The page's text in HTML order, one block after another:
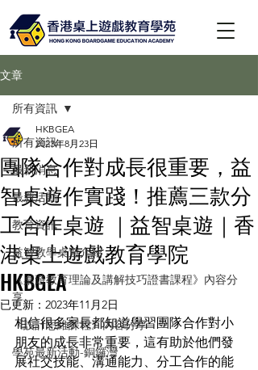
文章
所有資訊
最新消息
最新活動
教育資訊
益智教學桌遊介紹
《桌遊教育理論及講解技巧證書課程》內容分
享
《設計思維課程》內容分享
學苑最新活動-銅鑼灣
所有資訊
團隊合作對成長很重要，益
智桌遊作實踐！推薦三款分
工合作桌遊 ｜益智桌遊｜香
港桌上遊戲教育學院
HKBGEA
HKBGEA
2023年8月23日
已更新： 2023年11月2日
相信很多家長都知道學習團隊合作對小
朋友的成長非常重要，這有助於他們發
展社交技能、溝通能力、分工合作的能